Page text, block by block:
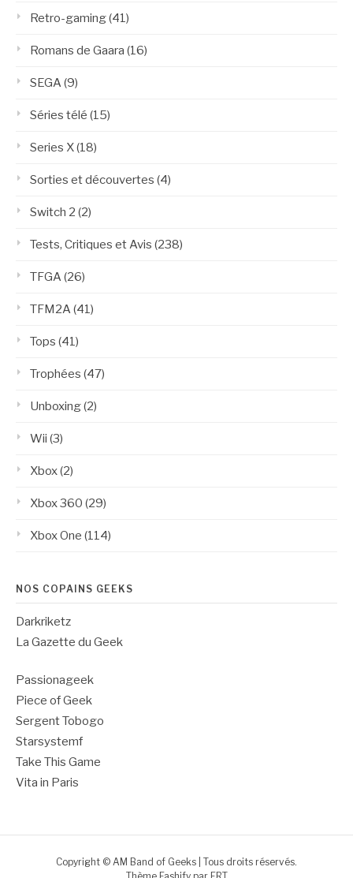
Retro-gaming(41)
Romans de Gaara (16)
SEGA(9)
Séries télé (15)
Series X(18)
Sorties et découvertes (4)
Switch 2 (2)
Tests, Critiques et Avis (238)
TFGA(26)
TFM2A(41)
Tops (41)
Trophées (47)
Unboxing(2)
Wii (3)
Xbox(2)
Xbox 360 (29)
Xbox One (114)
NOS COPAINS GEEKS
Darkriketz
La Gazette du Geek
Passionageek
Piece of Geek
Sergent Tobogo
Starsystemf
Take This Game
Vita in Paris
Copyright © AM Band of Geeks | Tous droits réservés.